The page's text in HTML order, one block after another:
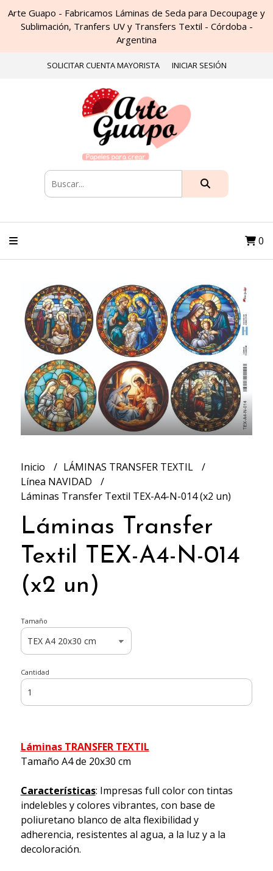
Arte Guapo - Fabricamos Láminas de Seda para Decoupage y
Sublimación, Tranfers UV y Transfers Textil - Córdoba -
Argentina
SOLICITAR CUENTA MAYORISTA INICIAR SESIÓN
0
Inicio
LÁMINAS TRANSFER TEXTIL
Línea NAVIDAD
Láminas Transfer Textil TEX-A4-N-014 (x2 un)
Láminas Transfer
Textil TEX-A4-N-014
(x2 un)
Tamaño
Cantidad
Láminas TRANSFER TEXTIL
Tamaño A4 de 20x30 cm
Características: Impresas full color con tintas
indelebles y colores vibrantes, con base de
poliuretano blanco de alta flexibilidad y
adherencia, resistentes al agua, a la luz y a la
decoloración.